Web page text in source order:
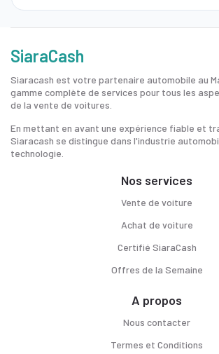
SiaraCash
Siaracash est votre partenaire automobile au
gamme complète de services pour tous les
de la vente de voitures.
En mettant en avant une expérience fiable et
Siaracash se distingue dans l'industrie
technologie.
Nos services
Vente de voiture
Achat de voiture
Certifié SiaraCash
Offres de la Semaine
A propos
Nous contacter
Termes et Conditions